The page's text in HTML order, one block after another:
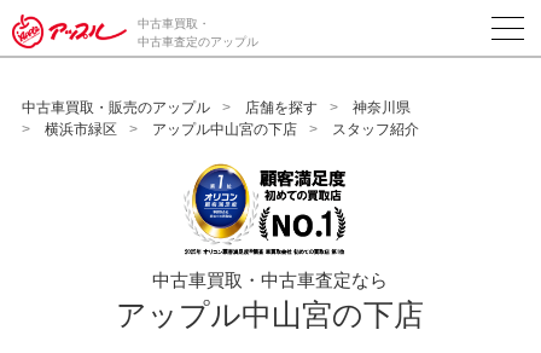
/*ABテスト_新規査定フォームの為のCVボタン*/
中古車買取・
中古車査定のアップル
中古車買取・販売のアップル 店舗を探す
神奈川県
横浜市緑区
アップル中山宮の下店 スタッフ紹介
中古車買取・中古車査定なら
アップル中山宮の下店